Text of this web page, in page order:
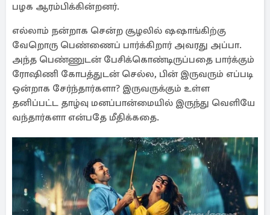
பழக ஆரம்பிக்கின்றனர்.
எல்லாம் நன்றாக சென்ற சூழலில் ஷஷாங்கிற்கு
வேறொரு பெண்ணைப் பார்க்கிறார் அவரது அப்பா.
அந்த பெண்ணுடன் பேசிக்கொண்டிருப்பதை பார்க்கும்
ரோஷிணி கோபத்துடன் செல்ல, பின் இருவரும் எப்படி
ஒன்றாக சேர்ந்தார்களா? இருவருக்கும் உள்ள
தனிப்பட்ட தாழ்வு மனப்பான்மையில் இருந்து வெளியே
வந்தார்களா என்பதே மீதிக்கதை.